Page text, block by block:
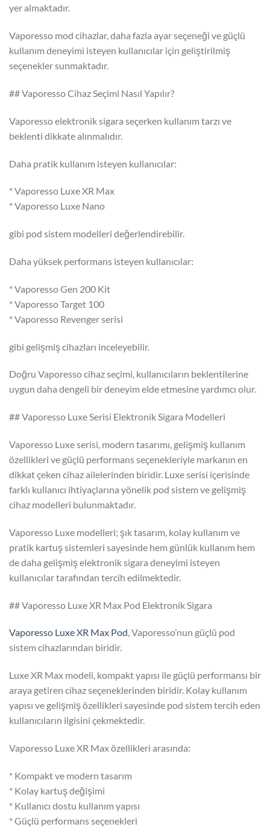
yer almaktadır.
Vaporesso mod cihazlar, daha fazla ayar seçeneği ve güçlü
kullanım deneyimi isteyen kullanıcılar için geliştirilmiş
seçenekler sunmaktadır.
## Vaporesso Cihaz Seçimi Nasıl Yapılır?
Vaporesso elektronik sigara seçerken kullanım tarzı ve
beklenti dikkate alınmalıdır.
Daha pratik kullanım isteyen kullanıcılar:
* Vaporesso Luxe XR Max
* Vaporesso Luxe Nano
gibi pod sistem modelleri değerlendirebilir.
Daha yüksek performans isteyen kullanıcılar:
* Vaporesso Gen 200 Kit
* Vaporesso Target 100
* Vaporesso Revenger serisi
gibi gelişmiş cihazları inceleyebilir.
Doğru Vaporesso cihaz seçimi, kullanıcıların beklentilerine
uygun daha dengeli bir deneyim elde etmesine yardımcı olur.
## Vaporesso Luxe Serisi Elektronik Sigara Modelleri
Vaporesso Luxe serisi, modern tasarımı, gelişmiş kullanım
özellikleri ve güçlü performans seçenekleriyle markanın en
dikkat çeken cihaz ailelerinden biridir. Luxe serisi içerisinde
farklı kullanıcı ihtiyaçlarına yönelik pod sistem ve gelişmiş
cihaz modelleri bulunmaktadır.
Vaporesso Luxe modelleri; şık tasarım, kolay kullanım ve
pratik kartuş sistemleri sayesinde hem günlük kullanım hem
de daha gelişmiş elektronik sigara deneyimi isteyen
kullanıcılar tarafından tercih edilmektedir.
## Vaporesso Luxe XR Max Pod Elektronik Sigara
Vaporesso Luxe XR Max Pod, Vaporesso’nun güçlü pod
sistem cihazlarından biridir.
Luxe XR Max modeli, kompakt yapısı ile güçlü performansı bir
araya getiren cihaz seçeneklerinden biridir. Kolay kullanım
yapısı ve gelişmiş özellikleri sayesinde pod sistem tercih eden
kullanıcıların ilgisini çekmektedir.
Vaporesso Luxe XR Max özellikleri arasında:
* Kompakt ve modern tasarım
* Kolay kartuş değişimi
* Kullanıcı dostu kullanım yapısı
* Güçlü performans seçenekleri